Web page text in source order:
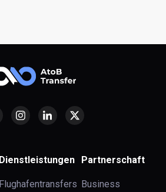
Dienstleistungen
Flughafentransfers
Partnerschaft
Business